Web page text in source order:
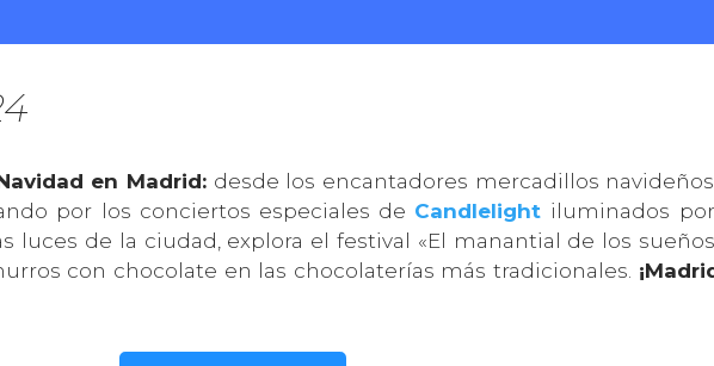
en Madrid: desde los encantadores mercadillos
por los conciertos especiales de Candlelight iluminados
luces de la ciudad, explora el festival «El manantial de los
con chocolate en las chocolaterías más tradicionales.